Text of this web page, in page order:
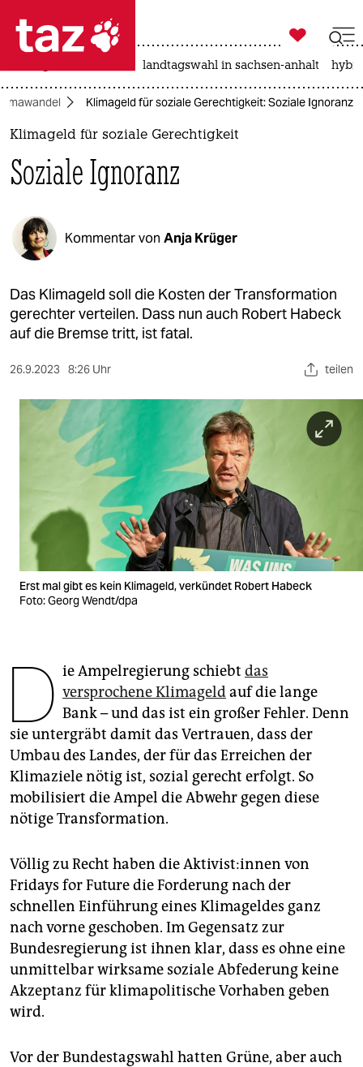
 taz zahl ich
taz zahl ich
themen
politik
öko
gesellschaft
kultur
sport
berlin
nord
wahrheit
veranstaltungen
shop
fragen & hilfe
abo
genossenschaft
epaper login

taz zahl ich
landtagswahl in sachsen-anhalt
Klimageld für soziale Gerechtigkeit: Soziale Ignoranz
Klimageld für soziale Gerechtigkeit
Soziale Ignoranz
Kommentar von Anja Krüger
Das Klimageld soll die Kosten der Transformation
gerechter verteilen. Dass nun auch Robert Habeck
auf die Bremse tritt, ist fatal.
26.9.2023 8:26 Uhr teilen
Erst mal gibt es kein Klimageld, verkündet Robert Habeck
Foto: Georg Wendt/dpa
D ie Ampelregierung schiebt das
versprochene Klimageldauf die lange
Bank – und das ist ein großer Fehler. Denn
sie untergräbt damit das Vertrauen, dass der
Umbau des Landes, der für das Erreichen der
Klimaziele nötig ist, sozial gerecht erfolgt. So
mobilisiert die Ampel die Abwehr gegen diese
nötige Transformation.
Völlig zu Recht haben die Ak­ti­vis­t:in­nen von
Fridays for Future die Forderung nach der
schnellen Einführung eines Klimageldes ganz
nach vorne geschoben. Im Gegensatz zur
Bundesregierung ist ihnen klar, dass es ohne eine
unmittelbar wirksame soziale Abfederung keine
Akzeptanz für klimapolitische Vorhaben geben
wird.
Vor der Bundestagswahl hatten Grüne, aber auch